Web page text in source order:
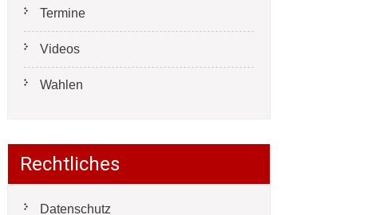
Termine
Videos
Wahlen
Rechtliches
Datenschutz